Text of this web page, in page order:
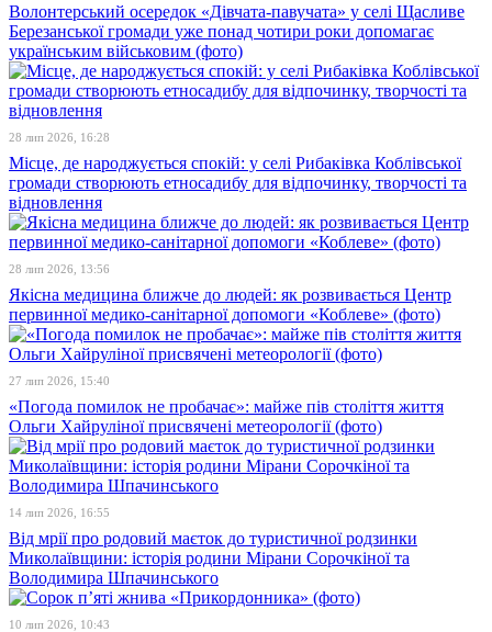
Волонтерський осередок «Дівчата-павучата» у селі Щасливе
Березанської громади уже понад чотири роки допомагає
українським військовим (фото)
28 лип 2026, 16:28
Місце, де народжується спокій: у селі Рибаківка Коблівської
громади створюють етносадибу для відпочинку, творчості та
відновлення
28 лип 2026, 13:56
Якісна медицина ближче до людей: як розвивається Центр
первинної медико-санітарної допомоги «Коблеве» (фото)
27 лип 2026, 15:40
«Погода помилок не пробачає»: майже пів століття життя
Ольги Хайруліної присвячені метеорології (фото)
14 лип 2026, 16:55
Від мрії про родовий маєток до туристичної родзинки
Миколаївщини: історія родини Мірани Сорочкіної та
Володимира Шпачинського
10 лип 2026, 10:43